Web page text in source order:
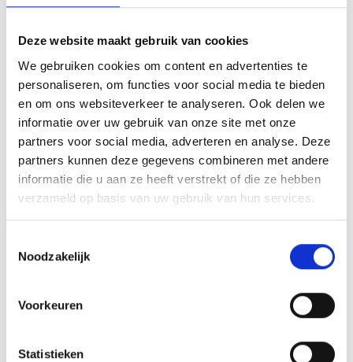
Deze website maakt gebruik van cookies
We gebruiken cookies om content en advertenties te
personaliseren, om functies voor social media te bieden
en om ons websiteverkeer te analyseren. Ook delen we
informatie over uw gebruik van onze site met onze
partners voor social media, adverteren en analyse. Deze
partners kunnen deze gegevens combineren met andere
informatie die u aan ze heeft verstrekt of die ze hebben
verzameld op basis van uw gebruik van hun services.
Noodzakelijk
Voorkeuren
Statistieken
39021 Latsch
info@latsch.it
Ligging
Impressies